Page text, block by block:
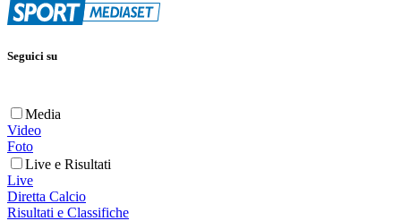
Seguici su
Media
Video
Foto
Live e Risultati
Live
Diretta Calcio
Risultati e Classifiche